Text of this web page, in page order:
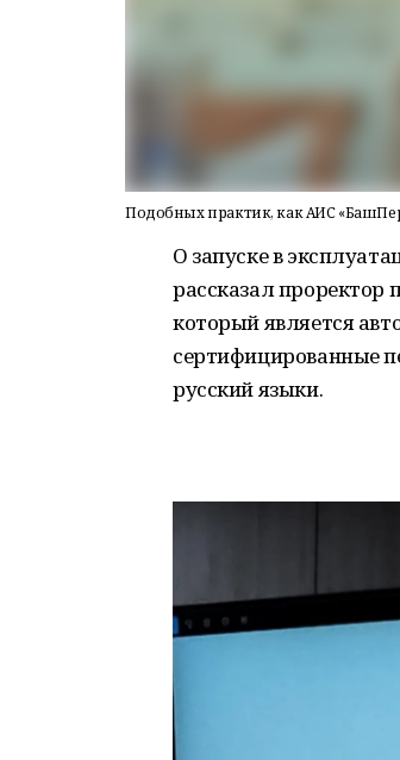
Подобных практик, как АИС
О запуске в
рассказал
который является
сертифицированные
русский языки.